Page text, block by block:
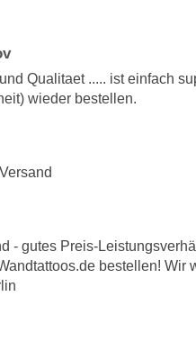
Qualitaet ..... ist einfach
wieder bestellen.
- gutes Preis-
bestellen! Wir